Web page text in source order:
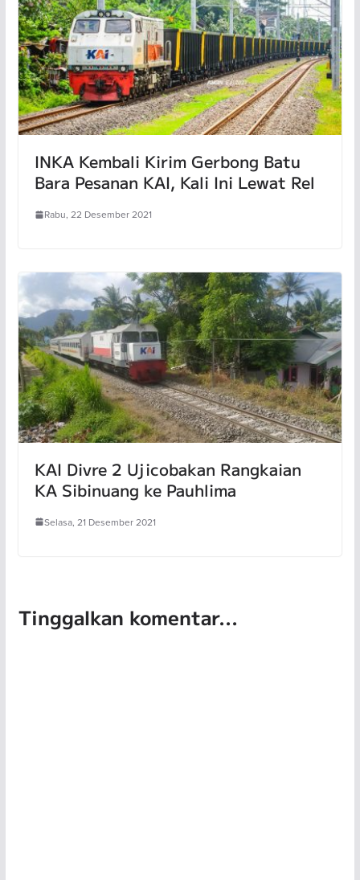
INKA Kembali Kirim Gerbong Batu
Bara Pesanan KAI, Kali Ini Lewat Rel
Rabu, 22 Desember 2021
KAI Divre 2 Ujicobakan Rangkaian
KA Sibinuang ke Pauhlima
Selasa, 21 Desember 2021
Tinggalkan komentar...